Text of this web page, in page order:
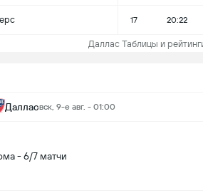
17 20:22
Даллас Таблицы и
Далласвск, 9-е авг. - 01:00
- 6/7 матчи